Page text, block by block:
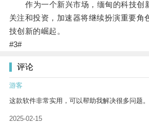
作为一个新兴市场，缅甸的科技创
关注和投资，加速器将继续扮演重要角
技创新的崛起。
#3#
评论
游客
这款软件非常实用，可以帮助我解决很多问题。
2025-02-15